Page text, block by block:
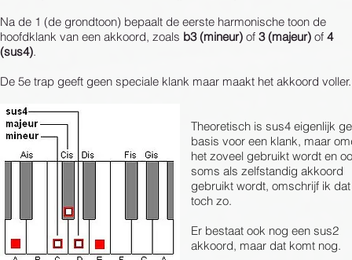
Na de 1 (de grondtoon) bepaalt de eerste harmonische toon de
hoofdklank van een akkoord, zoals b3 (mineur) of 3 (majeur) of 4
(sus4).
De 5e trap geeft geen speciale klank maar maakt het akkoord voller.
Theoretisch is sus4 eigenlijk
basis voor een klank, maar
het zoveel gebruikt wordt en
soms als zelfstandig akkoord
gebruikt wordt, omschrijf ik
toch zo.
Er bestaat ook nog een sus2
akkoord, maar dat komt nog.